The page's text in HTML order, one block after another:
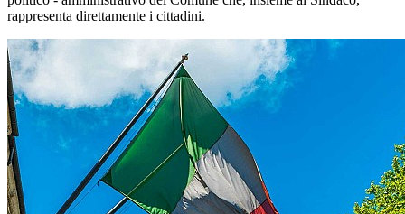
rappresenta direttamente i cittadini.